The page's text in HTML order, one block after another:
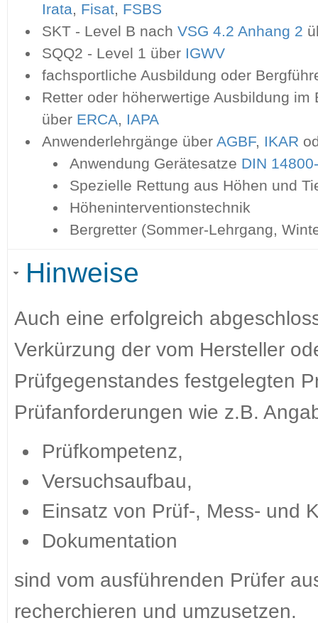
Irata, Fisat, FSBS
SKT - Level B nach VSG 4.2 Anhang 2
SQQ2 - Level 1 über IGWV
fachsportliche Ausbildung oder
Retter oder höherwertige Ausbildung im
über ERCA, IAPA
Anwenderlehrgänge über AGBF, IKAR
Anwendung Gerätesatze DIN
Spezielle Rettung aus Höhen und
Höheninterventionstechnik
Bergretter (Sommer-Lehrgang,
Hinweise
Auch eine erfolgreich
Verkürzung der vom Hersteller
Prüfgegenstandes festgelegten
Prüfanforderungen wie z.B.
Prüfkompetenz,
Versuchsaufbau,
Einsatz von Prüf-, Mess- und
Dokumentation
sind vom ausführenden Prüfer
recherchieren und umzusetzen.